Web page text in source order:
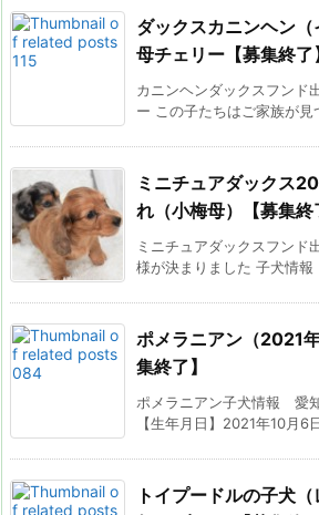
ダックスカニンヘン（
母チェリー【募集終了】
カニンヘンダックスフンド
ー この子たちはご家族が見
ミニチュアダックス
れ（小梅母）【募集終
ミニチュアダックスフンド
様が決まりました 子犬情報
ポメラニアン（2021
集終了】
ポメラニアン子犬情報 愛
【生年月日】2021年10月6
トイプードルの子犬